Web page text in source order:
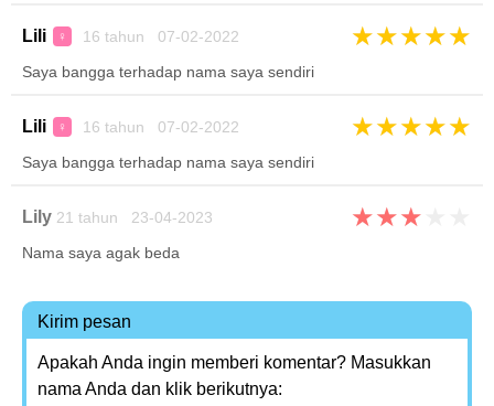
Lili ♀ 16 tahun 07-02-2022 ★★★★★
Saya bangga terhadap nama saya sendiri
Lili ♀ 16 tahun 07-02-2022 ★★★★★
Saya bangga terhadap nama saya sendiri
Lily 21 tahun 23-04-2023 ★★★
Nama saya agak beda
Kirim pesan
Apakah Anda ingin memberi komentar? Masukkan
nama Anda dan klik berikutnya: